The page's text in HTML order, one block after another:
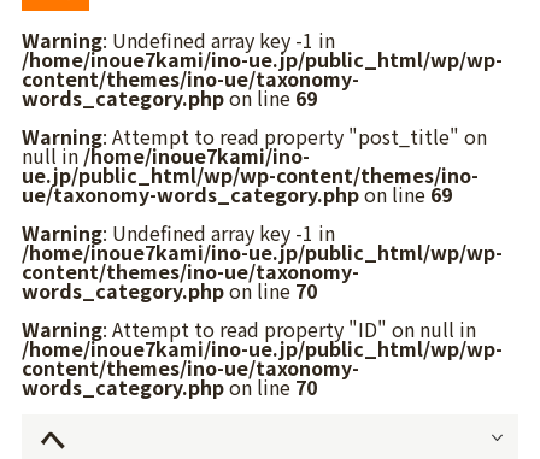
Warning: Undefined array key -1 in
/home/inoue7kami/ino-ue.jp/public_html/wp/wp-
content/themes/ino-ue/taxonomy-
words_category.phpon line 69
Warning: Attempt to read property "post_title" on
null in /home/inoue7kami/ino-
ue.jp/public_html/wp/wp-content/themes/ino-
ue/taxonomy-words_category.phpon line 69
Warning: Undefined array key -1 in
/home/inoue7kami/ino-ue.jp/public_html/wp/wp-
content/themes/ino-ue/taxonomy-
words_category.phpon line 70
Warning: Attempt to read property "ID" on null in
/home/inoue7kami/ino-ue.jp/public_html/wp/wp-
content/themes/ino-ue/taxonomy-
words_category.phpon line 70
へ